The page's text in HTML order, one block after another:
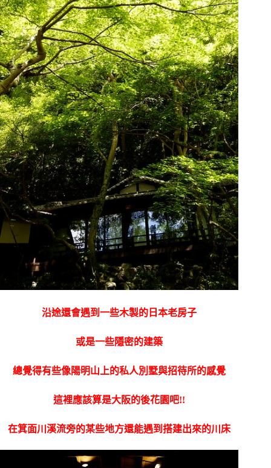
沿途還會遇到一些木製的日本老房子
或是一些隱密的建築
總覺得有些像陽明山上的私人別墅與招待所的感覺
這裡應該算是大阪的後花園吧!!
在箕面川溪流旁的某些地方還能遇到搭建出來的川床